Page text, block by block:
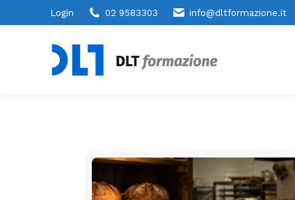
Login 02 9583303 info@dltformazione.it